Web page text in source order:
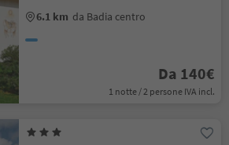
6.1 km da Badia centro
Da 140€
1 notte / 2 persone IVA incl.